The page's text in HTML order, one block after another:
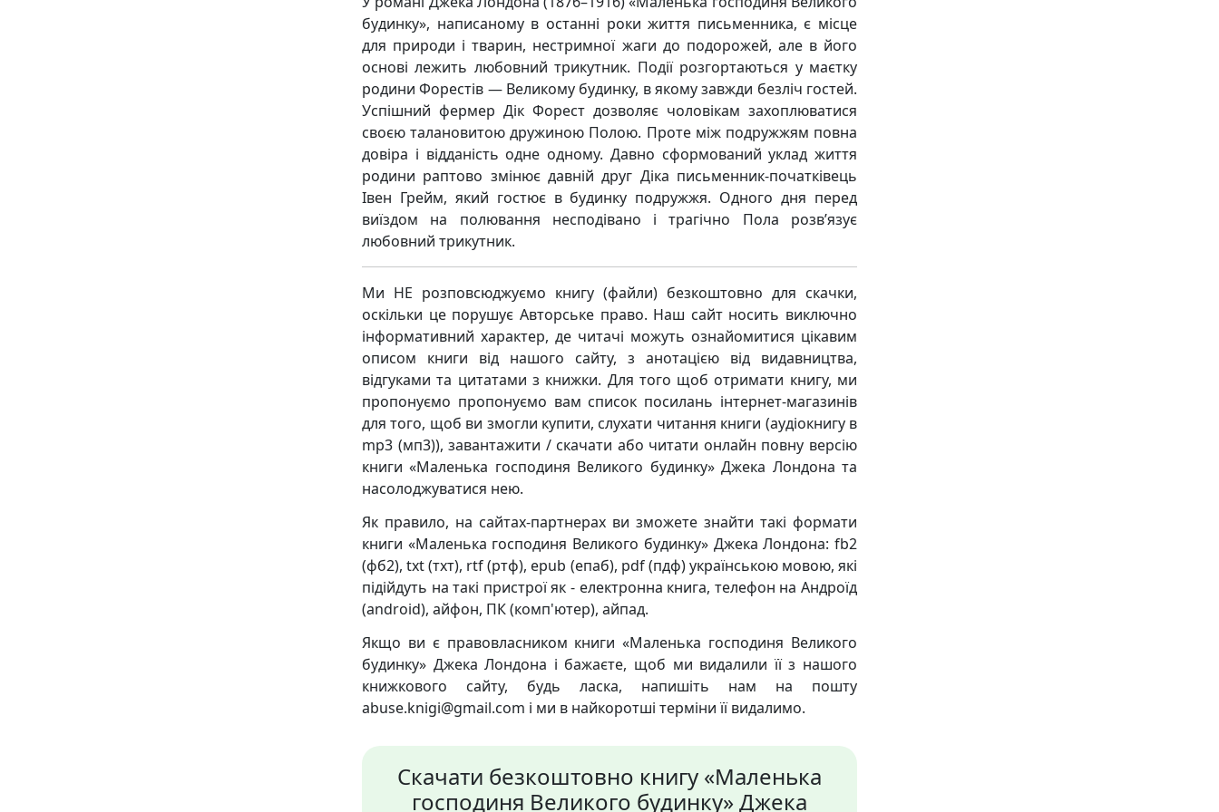
будинку», написаному в останні роки життя письменника, є місце
для природи і тварин, нестримної жаги до подорожей, але в його
основі лежить любовний трикутник. Події розгортаються у маєтку
родини Форестів — Великому будинку, в якому завжди безліч гостей.
Успішний фермер Дік Форест дозволяє чоловікам захоплюватися
своєю талановитою дружиною Полою. Проте між подружжям повна
довіра і відданість одне одному. Давно сформований уклад життя
родини раптово змінює давній друг Діка письменник-початківець
Івен Грейм, який гостює в будинку подружжя. Одного дня перед
виїздом на полювання несподівано і трагічно Пола розв’язує
любовний трикутник.
Ми НЕ розповсюджуємо книгу (файли) безкоштовно для скачки,
оскільки це порушує Авторське право. Наш сайт носить виключно
інформативний характер, де читачі можуть ознайомитися цікавим
описом книги від нашого сайту, з анотацією від видавництва,
відгуками та цитатами з книжки. Для того щоб отримати книгу, ми
пропонуємо пропонуємо вам список посилань інтернет-магазинів
для того, щоб ви змогли купити, слухати читання книги (аудіокнигу в
mp3 (мп3)), завантажити / скачати або читати онлайн повну версію
книги «Маленька господиня Великого будинку» Джека Лондона та
насолоджуватися нею.
Як правило, на сайтах-партнерах ви зможете знайти такі формати
книги «Маленька господиня Великого будинку» Джека Лондона: fb2
(фб2), txt (тхт), rtf (ртф), epub (епаб), pdf (пдф) українською мовою, які
підійдуть на такі пристрої як - електронна книга, телефон на Андроїд
(android), айфон, ПК (комп'ютер), айпад.
Якщо ви є правовласником книги «Маленька господиня Великого
будинку» Джека Лондона і бажаєте, щоб ми видалили її з нашого
книжкового сайту, будь ласка, напишіть нам на пошту
abuse.knigi@gmail.com і ми в найкоротші терміни її видалимо.
Скачати безкоштовно книгу «Маленька
господиня Великого будинку» Джека